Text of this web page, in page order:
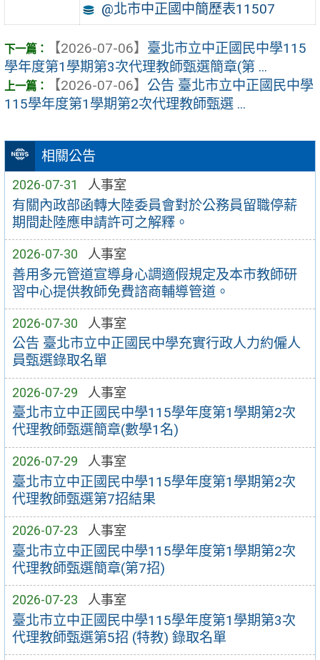
相關公告
2026-07-31 人事室
有關內政部函轉大陸委員會對於公務員留職停薪
期間赴陸應申請許可之解釋。
2026-07-30 人事室
善用多元管道宣導身心調適假規定及本市教師研
習中心提供教師免費諮商輔導管道。
2026-07-30 人事室
公告 臺北市立中正國民中學充實行政人力約僱人
員甄選錄取名單
2026-07-29 人事室
臺北市立中正國民中學115學年度第1學期第2次
代理教師甄選簡章(數學1名)
2026-07-29 人事室
臺北市立中正國民中學115學年度第1學期第2次
代理教師甄選第7招結果
2026-07-23 人事室
臺北市立中正國民中學115學年度第1學期第2次
代理教師甄選簡章(第7招)
2026-07-23 人事室
臺北市立中正國民中學115學年度第1學期第3次
代理教師甄選第5招 (特教) 錄取名單
@北市中正國中簡歷表11507
【2026-07-06】 臺北市立中正國民中學115
學年度第1學期第3次代理教師甄選簡章(第 ...
【2026-07-06】 公告 臺北市立中正國民中學
115學年度第1學期第2次代理教師甄選 ...